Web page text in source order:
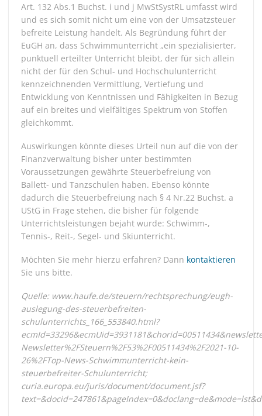
Art. 132 Abs.1 Buchst. i und j MwStSystRL umfasst wird
und es sich somit nicht um eine von der Umsatzsteuer
befreite Leistung handelt. Als Begründung führt der
EuGH an, dass Schwimmunterricht „ein spezialisierter,
punktuell erteilter Unterricht bleibt, der für sich allein
nicht der für den Schul- und Hochschulunterricht
kennzeichnenden Vermittlung, Vertiefung und
Entwicklung von Kenntnissen und Fähigkeiten in Bezug
auf ein breites und vielfältiges Spektrum von Stoffen
gleichkommt.
Auswirkungen könnte dieses Urteil nun auf die von der
Finanzverwaltung bisher unter bestimmten
Voraussetzungen gewährte Steuerbefreiung von
Ballett- und Tanzschulen haben. Ebenso könnte
dadurch die Steuerbefreiung nach § 4 Nr.22 Buchst. a
UStG in Frage stehen, die bisher für folgende
Unterrichtsleistungen bejaht wurde: Schwimm-,
Tennis-, Reit-, Segel- und Skiunterricht.
Möchten Sie mehr hierzu erfahren? Dann kontaktieren
Sie uns bitte.
Quelle: www.haufe.de/steuern/rechtsprechung/eugh-
auslegung-des-steuerbefreiten-
schulunterrichts_166_553840.html?
Newsletter%2FSteuern%2F53%2F00511434%2F2021-10-
26%2FTop-News-Schwimmunterricht-kein-
steuerbefreiter-Schulunterricht;
curia.europa.eu/juris/document/document.jsf?